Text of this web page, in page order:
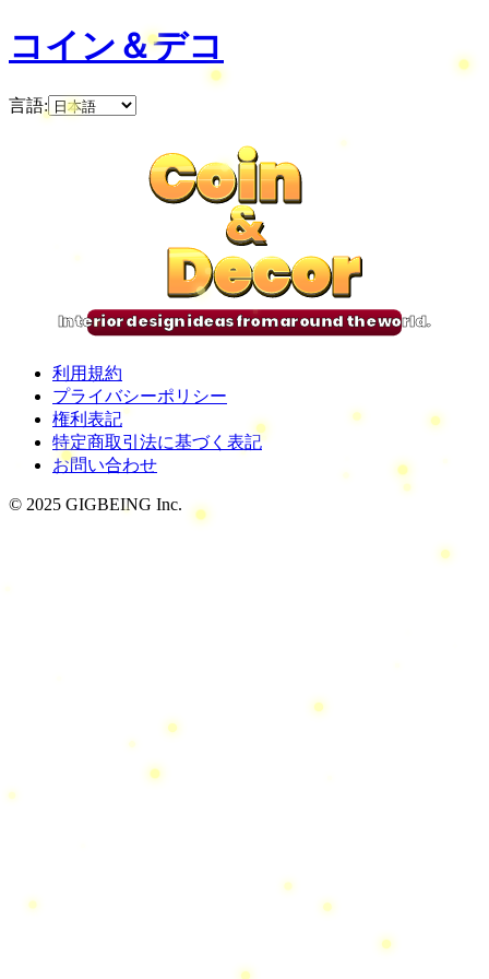
コイン＆デコ
言語:
Coin
&
Decor
Coin
&
Decor
Coin
&
Decor
Coin
&
Decor
Interior design ideas from around the world.
利用規約
プライバシーポリシー
権利表記
特定商取引法に基づく表記
お問い合わせ
© 2025 GIGBEING Inc.